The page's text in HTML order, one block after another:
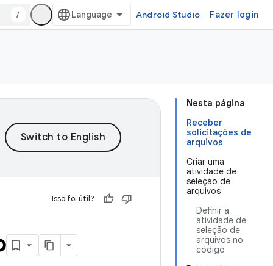
/ Android Studio Fazer login
Nesta página
Receber
solicitações de
arquivos
Criar uma
atividade de
seleção de
arquivos
Definir a
atividade de
seleção de
arquivos no
código
Isso foi útil?